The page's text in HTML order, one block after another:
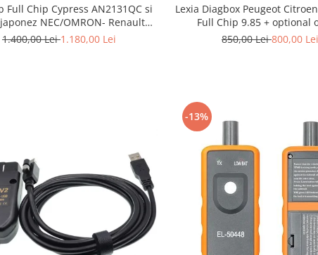
Full Chip Cypress AN2131QC si
NEC/OMRON- Renault
Dacia 2021
1.400,00 Lei1.180,00 Lei
Lexia Diagbox Peugeot Citroen
Full Chip 9.85 + optional
telecoding
850,00 Lei800,00 Lei
-13%